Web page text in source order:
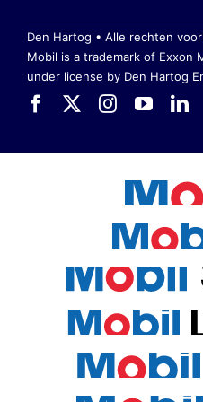
Den Hartog • Alle rechten
Mobil is a trademark of Exxon
under license by Den Hartog